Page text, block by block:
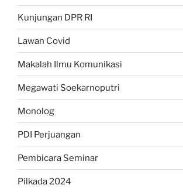
Kunjungan DPR RI
Lawan Covid
Makalah Ilmu Komunikasi
Megawati Soekarnoputri
Monolog
PDI Perjuangan
Pembicara Seminar
Pilkada 2024